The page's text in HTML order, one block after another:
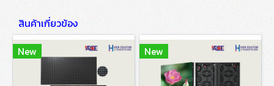
สินค้าเกี่ยวข้อง
New
New